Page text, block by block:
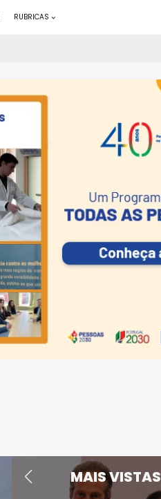
RUBRICAS
MAIS VISTAS